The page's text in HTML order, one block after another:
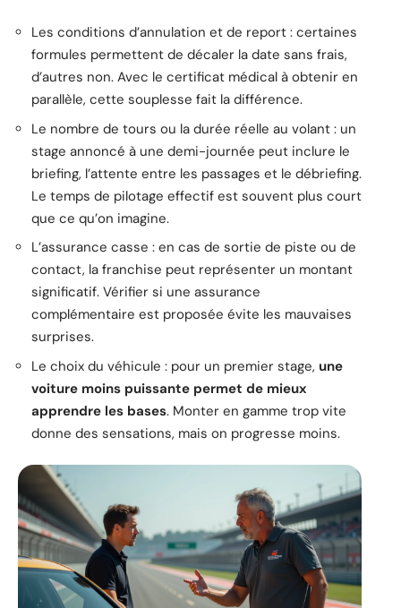
Les conditions d’annulation et de report : certaines
formules permettent de décaler la date sans frais,
d’autres non. Avec le certificat médical à obtenir en
parallèle, cette souplesse fait la différence.
Le nombre de tours ou la durée réelle au volant : un
stage annoncé à une demi-journée peut inclure le
briefing, l’attente entre les passages et le débriefing.
Le temps de pilotage effectif est souvent plus court
que ce qu’on imagine.
L’assurance casse : en cas de sortie de piste ou de
contact, la franchise peut représenter un montant
significatif. Vérifier si une assurance
complémentaire est proposée évite les mauvaises
surprises.
Le choix du véhicule : pour un premier stage, une
voiture moins puissante permet de mieux
apprendre les bases. Monter en gamme trop vite
donne des sensations, mais on progresse moins.